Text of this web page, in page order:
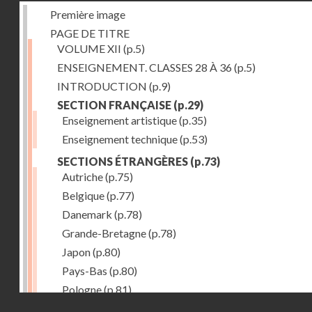
Première image
PAGE DE TITRE
VOLUME XII (p.5)
ENSEIGNEMENT. CLASSES 28 À 36 (p.5)
INTRODUCTION (p.9)
SECTION FRANÇAISE (p.29)
Enseignement artistique(p.35)
Enseignement technique(p.53)
SECTIONS ÉTRANGÈRES (p.73)
Autriche(p.75)
Belgique(p.77)
Danemark (p.78)
Grande-Bretagne(p.78)
Japon(p.80)
Pays-Bas (p.80)
Pologne(p.81)